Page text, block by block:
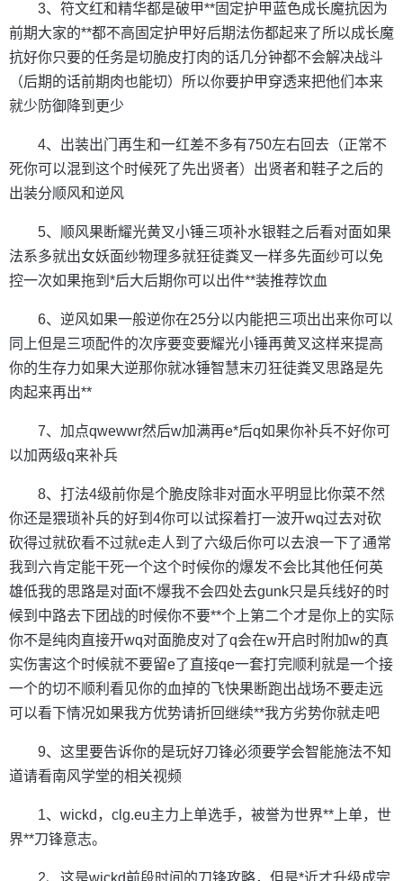
3、符文红和精华都是破甲**固定护甲蓝色成长魔抗因为
前期大家的**都不高固定护甲好后期法伤都起来了所以成长魔
抗好你只要的任务是切脆皮打肉的话几分钟都不会解决战斗
（后期的话前期肉也能切）所以你要护甲穿透来把他们本来
就少防御降到更少
4、出装出门再生和一红差不多有750左右回去（正常不
死你可以混到这个时候死了先出贤者）出贤者和鞋子之后的
出装分顺风和逆风
5、顺风果断耀光黄叉小锤三项补水银鞋之后看对面如果
法系多就出女妖面纱物理多就狂徒粪叉一样多先面纱可以免
控一次如果拖到*后大后期你可以出件**装推荐饮血
6、逆风如果一般逆你在25分以内能把三项出出来你可以
同上但是三项配件的次序要变要耀光小锤再黄叉这样来提高
你的生存力如果大逆那你就冰锤智慧末刃狂徒粪叉思路是先
肉起来再出**
7、加点qwewwr然后w加满再e*后q如果你补兵不好你可
以加两级q来补兵
8、打法4级前你是个脆皮除非对面水平明显比你菜不然
你还是猥琐补兵的好到4你可以试探着打一波开wq过去对砍
砍得过就砍看不过就e走人到了六级后你可以去浪一下了通常
我到六肯定能干死一个这个时候你的爆发不会比其他任何英
雄低我的思路是对面t不爆我不会四处去gunk只是兵线好的时
候到中路去下团战的时候你不要**个上第二个才是你上的实际
你不是纯肉直接开wq对面脆皮对了q会在w开启时附加w的真
实伤害这个时候就不要留e了直接qe一套打完顺利就是一个接
一个的切不顺利看见你的血掉的飞快果断跑出战场不要走远
可以看下情况如果我方优势请折回继续**我方劣势你就走吧
9、这里要告诉你的是玩好刀锋必须要学会智能施法不知
道请看南风学堂的相关视频
1、wickd，clg.eu主力上单选手，被誉为世界**上单，世
界**刀锋意志。
2、这是wickd前段时间的刀锋攻略，但是*近才升级成完